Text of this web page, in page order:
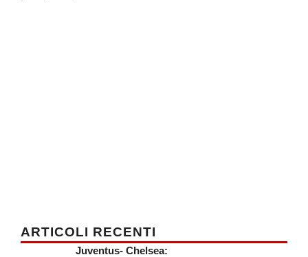
ARTICOLI RECENTI
Juventus- Chelsea: